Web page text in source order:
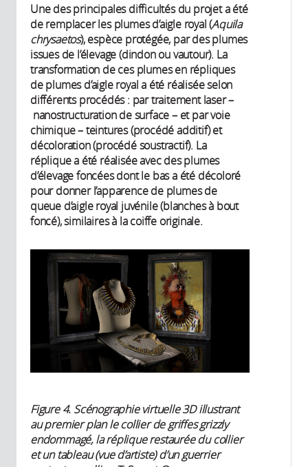
Une des principales difficultés du projet a été
de remplacer les plumes d’aigle royal (Aquila
chrysaetos), espèce protégée, par des plumes
issues de l’élevage (dindon ou vautour). La
transformation de ces plumes en répliques
de plumes d’aigle royal a été réalisée selon
différents procédés : par traitement laser –
nanostructuration de surface – et par voie
chimique – teintures (procédé additif) et
décoloration (procédé soustractif). La
réplique a été réalisée avec des plumes
d’élevage foncées dont le bas a été décoloré
pour donner l’apparence de plumes de
queue d’aigle royal juvénile (blanches à bout
foncé), similaires à la coiffe originale.
Figure 4. Scénographie virtuelle 3D illustrant
au premier plan le collier de griffes grizzly
endommagé, la réplique restaurée du collier
et un tableau (vue d’artiste) d’un guerrier